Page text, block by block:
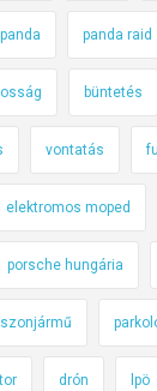
panda raid
büntetés
vontatás
elektromos moped
porsche hungária
drón lpö